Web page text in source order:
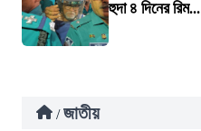
হুদা ৪ দিনের রিম...
/ জাতীয়